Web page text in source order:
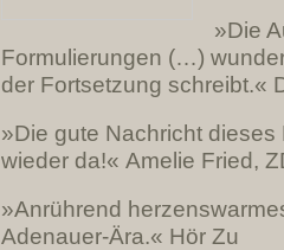
»Die
Formulierungen (…)
der Fortsetzung schreibt.«
»Die gute Nachricht
wieder da!« Amelie Fried,
»Anrührend
Adenauer-Ära.« Hör Zu